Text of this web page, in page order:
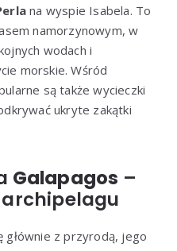
na wyspie Isabela. To
namorzynowym, w
wodach i
morskie. Wśród
są także wycieczki
ukryte zakątki
Galapagos –
głównie z przyrodą, jego